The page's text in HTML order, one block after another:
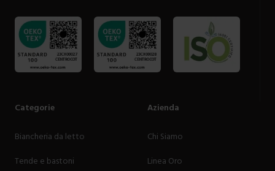
Categorie
Biancheria da letto
Tende e bastoni
Azienda
Chi Siamo
Linea Oro